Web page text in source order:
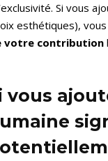
Si vous
esthétiques),
votre contribution
vous